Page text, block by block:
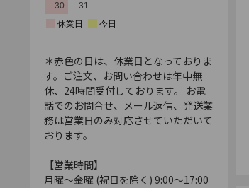
＊赤色の日は、休業日となっておりま
す。ご注文、お問い合わせは年中無
休、24時間受付しております。 お電
話でのお問合せ、メール返信、発送業
務は営業日のみ対応させていただいて
おります。
【営業時間】
月曜～金曜 (祝日を除く) 9:00～17:00